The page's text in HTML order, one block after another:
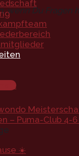
wenn Du
– Puma-Club 4-
☀️